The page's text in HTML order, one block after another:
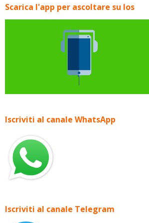
Scarica l'app per ascoltare su Ios
Iscriviti al canale WhatsApp
Iscriviti al canale Telegram